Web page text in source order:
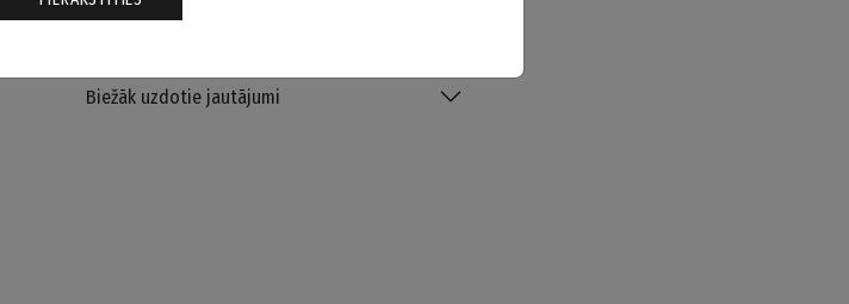
Biežāk uzdotie jautājumi